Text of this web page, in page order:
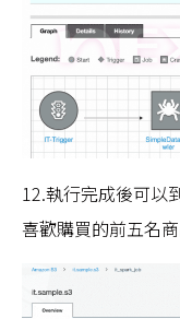
12.執行完成後可以
喜歡購買的前五名